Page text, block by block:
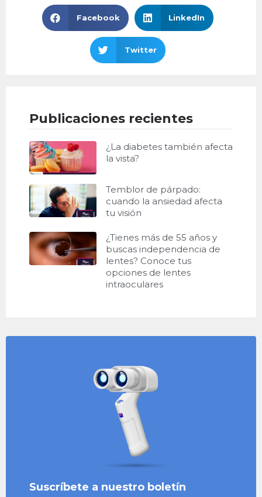
Facebook LinkedIn
Twitter
Publicaciones recientes
¿La diabetes también afecta
la vista?
Temblor de párpado:
cuando la ansiedad afecta
tu visión
¿Tienes más de 55 años y
buscas independencia de
lentes? Conoce tus
opciones de lentes
intraoculares
Suscríbete a nuestro boletín